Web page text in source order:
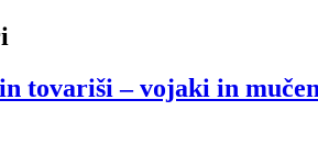
tovariši – vojaki in